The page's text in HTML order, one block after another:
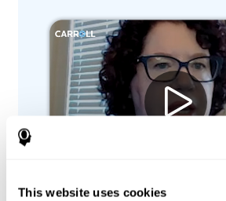
This website uses cookies